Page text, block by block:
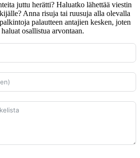
juttu herätti? Haluatko lähettää viestin
Anna risuja tai ruusuja alla olevalla
palautteen antajien kesken, joten
osallistua arvontaan.